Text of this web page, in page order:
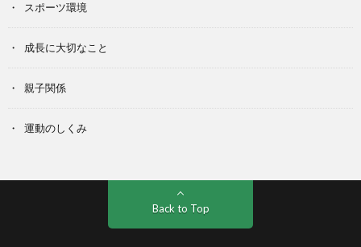
スポーツ環境
成長に大切なこと
親子関係
運動のしくみ
Back to Top